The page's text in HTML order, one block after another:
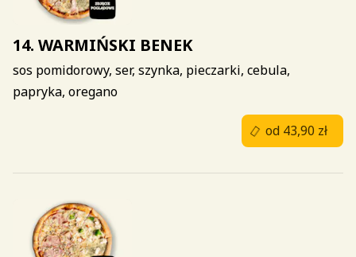
14. WARMIŃSKI BENEK
sos pomidorowy, ser, szynka, pieczarki, cebula,
papryka, oregano